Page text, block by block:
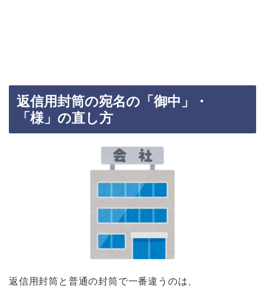
返信用封筒の宛名の「御中」・
「様」の直し方
返信用封筒と普通の封筒で一番違うのは、